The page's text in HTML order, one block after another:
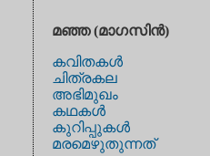
മഞ്ഞ (മാഗസിന്‍)
കവിതകള്‍
ചിത്രകല
അഭിമുഖം
കഥകള്‍
കുറിപ്പുകള്‍
മരമെഴുതുന്നത്